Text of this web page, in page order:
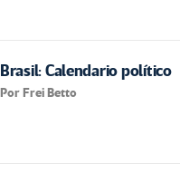
Brasil: Calendario político
Por Frei Betto